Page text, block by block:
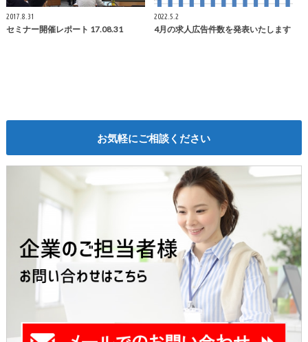
2017.8.31
セミナー開催レポート 17.08.31
2022.5.2
4月の求人広告件数を発表いたします
お気軽にご相談ください